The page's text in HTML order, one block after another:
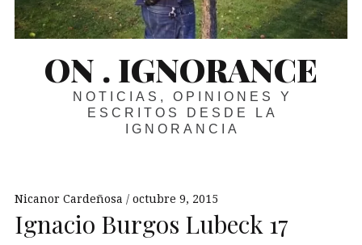
ON . IGNORANCE
NOTICIAS, OPINIONES Y
ESCRITOS DESDE LA
IGNORANCIA
Nicanor Cardeñosa octubre 9, 2015
Ignacio Burgos Lubeck 17